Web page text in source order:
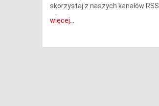
skorzystaj z naszych kanałów RSS.
więcej...